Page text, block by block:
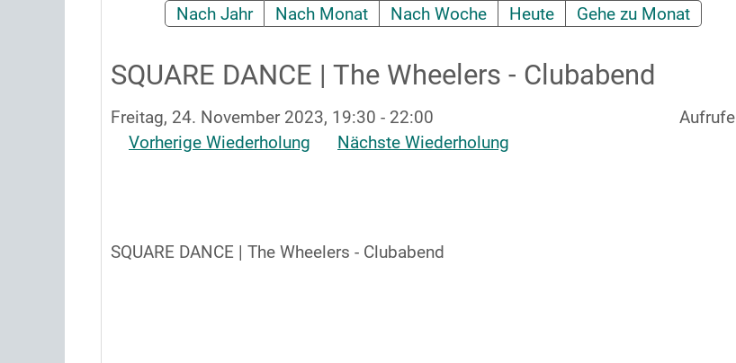
Nach Jahr Nach Monat Nach Woche Heute Gehe zu Monat
SQUARE DANCE | The Wheelers - Clubabend
Freitag, 24. November 2023, 19:30 - 22:00
Vorherige Wiederholung
Nächste Wiederholung
Aufrufe
SQUARE DANCE | The Wheelers - Clubabend